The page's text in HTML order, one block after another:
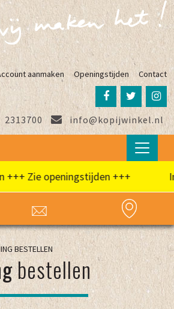
aanmaken Openingstijden Contact
2313700 info@kopijwinkel.nl
Zie openingstijden +++
BESTELLEN
bestellen